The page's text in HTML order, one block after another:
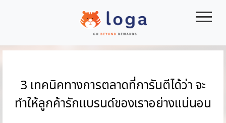
|||
3 เทคนิคทางการตลาดที่การันตีได้ว่า จะ
ทำให้ลูกค้ารักแบรนด์ของเราอย่างแน่นอน